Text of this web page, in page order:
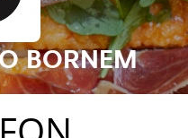
BORNEM